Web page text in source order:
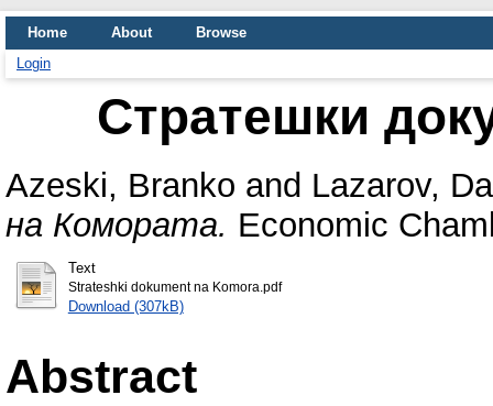
Home About
Browse
Login
Стратешки
Azeski, Branko and Lazarov,
на Комората. Economic
Text
Strateshki dokument na Komora.pdf
Download (307kB)
Abstract